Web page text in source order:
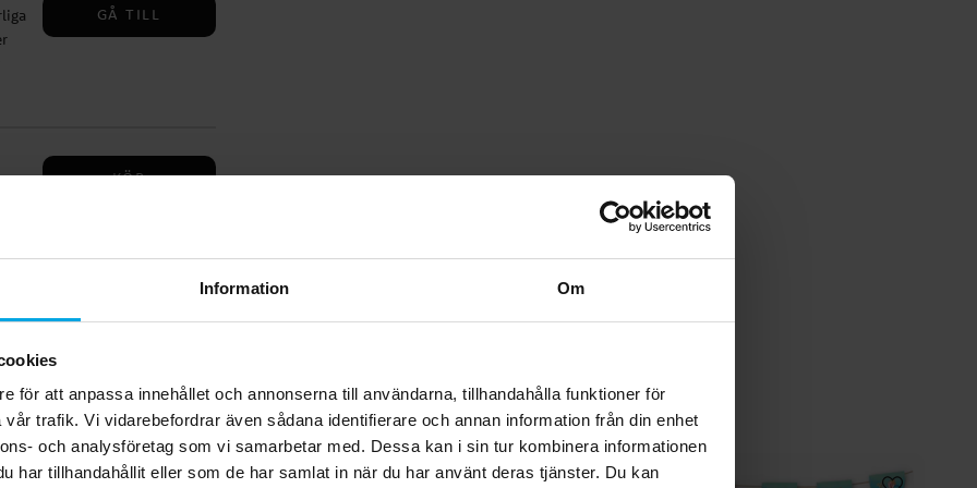
Information Om
för att anpassa innehållet och annonserna till användarna, tillhandahålla funktioner för
trafik. Vi vidarebefordrar även sådana identifierare och annan information från din enhet
och analysföretag som vi samarbetar med. Dessa kan i sin tur kombinera informationen
har tillhandahållit eller som de har samlat in när du har använt deras tjänster. Du kan
GÅ TILL
KÖP
Relaterade produkter